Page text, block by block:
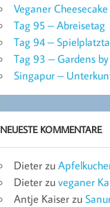
Veganer
Tag 95 – Abreisetag
Tag 94 –
Tag 93 – Gardens
Singapur –
NEUESTE KOMMENTARE
Dieter zu
Dieter zuveganer
Antje Kaiser zu